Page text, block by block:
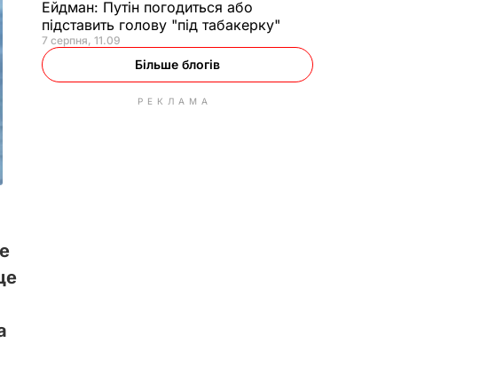
Ейдман: Путін погодиться або
підставить голову "під табакерку"
7 серпня, 11.09
Більше блогів
РЕКЛАМА